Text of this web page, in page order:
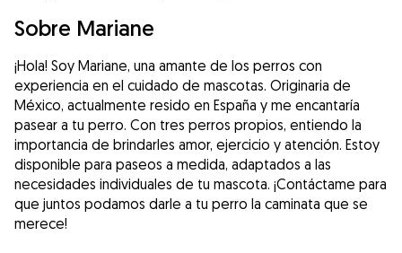
Sobre Mariane
¡Hola! Soy Mariane, una amante de los perros con
experiencia en el cuidado de mascotas. Originaria de
México, actualmente resido en España y me encantaría
pasear a tu perro. Con tres perros propios, entiendo la
importancia de brindarles amor, ejercicio y atención. Estoy
disponible para paseos a medida, adaptados a las
necesidades individuales de tu mascota. ¡Contáctame para
que juntos podamos darle a tu perro la caminata que se
merece!